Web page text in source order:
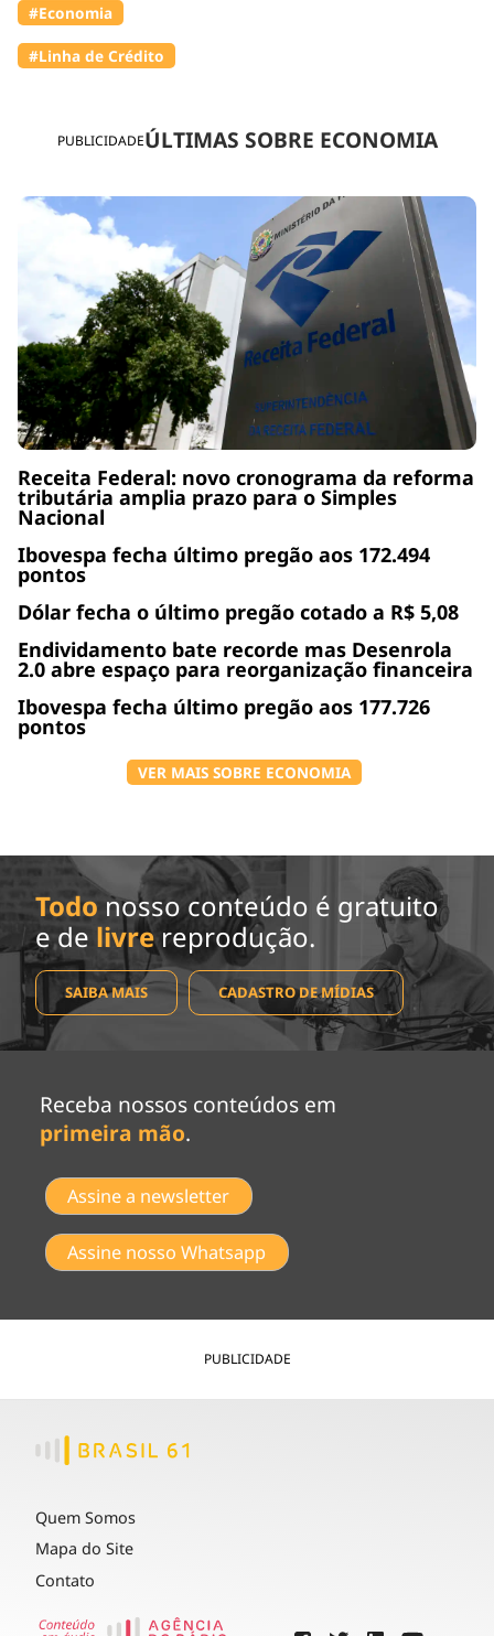
PUBLICIDADEÚLTIMAS SOBRE ECONOMIA
Receita Federal: novo cronograma da reforma
tributária amplia prazo para o Simples
Nacional
Ibovespa fecha último pregão aos 172.494
pontos
Dólar fecha o último pregão cotado a R$ 5,08
Endividamento bate recorde mas Desenrola
2.0 abre espaço para reorganização financeira
Ibovespa fecha último pregão aos 177.726
pontos
VER MAIS SOBRE ECONOMIA
#Economia
#Linha de Crédito
Todo nosso conteúdo é gratuito
e de livrereprodução.
SAIBA MAIS CADASTRO DE MÍDIAS
Receba nossos conteúdos em
primeira mão.
Assine a newsletter
Assine nosso Whatsapp
PUBLICIDADE
Quem Somos
Mapa do Site
Contato